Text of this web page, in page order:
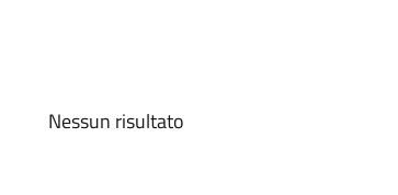
Nessun risultato